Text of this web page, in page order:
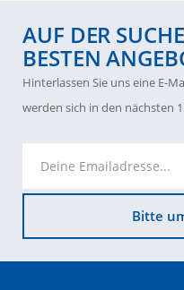
AUF DER
BESTEN
Hinterlassen Sie uns eine E-
werden sich in den nächsten
Bitte